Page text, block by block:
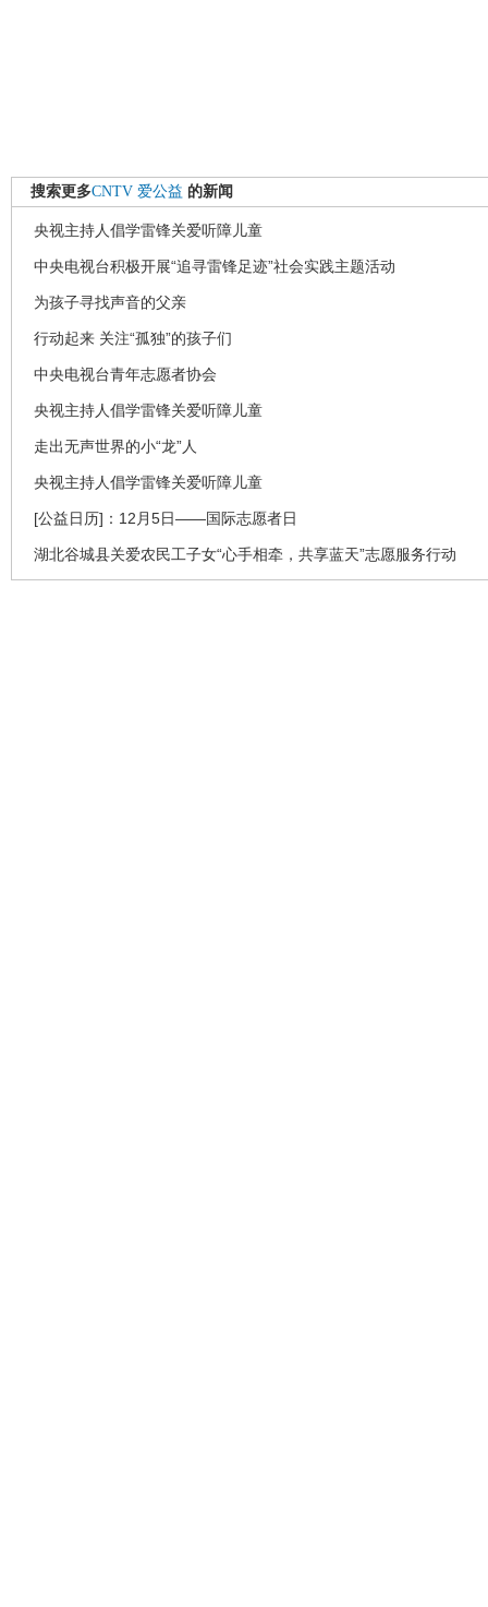
搜索更多CNTV 爱公益 的新闻
央视主持人倡学雷锋关爱听障儿童
中央电视台积极开展“追寻雷锋足迹”社会实践主题活动
为孩子寻找声音的父亲
行动起来 关注“孤独”的孩子们
中央电视台青年志愿者协会
央视主持人倡学雷锋关爱听障儿童
走出无声世界的小“龙”人
央视主持人倡学雷锋关爱听障儿童
[公益日历]：12月5日——国际志愿者日
湖北谷城县关爱农民工子女“心手相牵，共享蓝天”志愿服务行动